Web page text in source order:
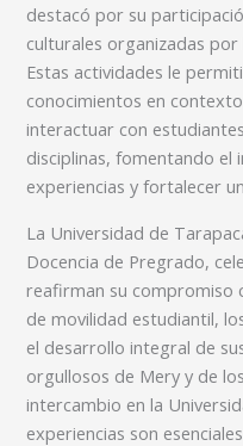
destacó por su
culturales organizadas por
Estas actividades le
conocimientos en
interactuar con
disciplinas, fomentando el
experiencias y fortalecer
La Universidad de
Docencia de Pregrado,
reafirman su compromiso
de movilidad estudiantil,
el desarrollo integral de
orgullosos de Mery y de
intercambio en la
experiencias son